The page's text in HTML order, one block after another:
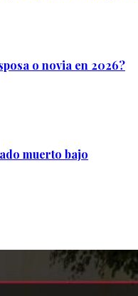
o novia en 2026?
muerto bajo